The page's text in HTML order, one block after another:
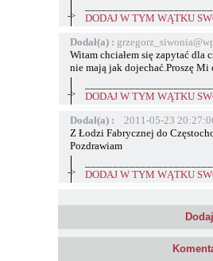
->
DODAJ W TYM WĄTKU
Dodał(a) :
Witam chciałem się zapytać dla
nie mają jak dojechać.Proszę
->
DODAJ W TYM WĄTKU
Dodał(a) :
2011-05-23
Z Łodzi Fabrycznej do
Pozdrawiam
->
DODAJ W TYM WĄTKU